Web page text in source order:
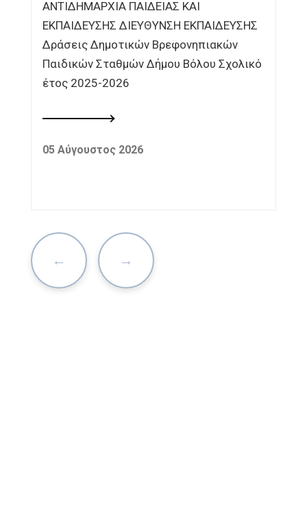
ΑΝΤΙΔΗΜΑΡΧΙΑ ΠΑΙΔΕΙΑΣ ΚΑΙ
ΕΚΠΑΙΔΕΥΣΗΣ ΔΙΕΥΘΥΝΣΗ ΕΚΠΑΙΔΕΥΣΗΣ
Δράσεις Δημοτικών Βρεφονηπιακών
Παιδικών Σταθμών Δήμου Βόλου Σχολικό
έτος 2025-2026
05 Αύγουστος 2026